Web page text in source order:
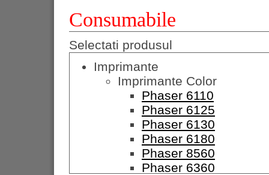
Consumabile
Selectati produsul
Imprimante
Imprimante Color
Phaser 6110
Phaser 6125
Phaser 6130
Phaser 6180
Phaser 8560
Phaser 6360